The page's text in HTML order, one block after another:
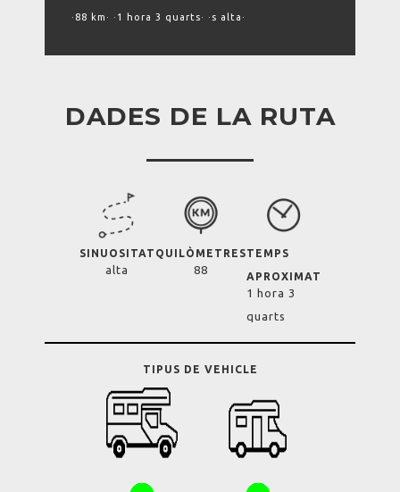
·88 km· ·1 hora 3 quarts· ·s alta·
DADES DE LA RUTA
SINUOSITAT
alta
QUILÒMETRES
88
TEMPS
APROXIMAT
1 hora 3
quarts
TIPUS DE VEHICLE